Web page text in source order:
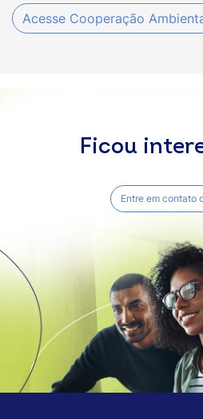
Acesse Cooperação
Ficou
Entre em contato